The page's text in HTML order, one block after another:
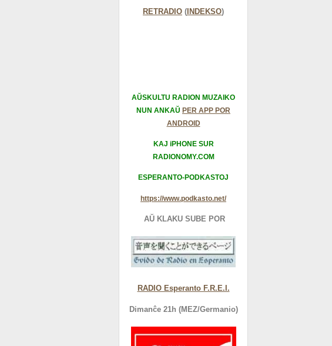
RETRADIO ( INDEKSO)
AŬSKULTU RADION MUZAIKO
NUN ANKAŬ PER APP POR
ANDROID
KAJ iPHONE SUR
RADIONOMY.COM
ESPERANTO-PODKASTOJ
https://www.podkasto.net/
AŬ KLAKU SUBE POR
RADIO Esperanto F.R.E.I.
Dimanĉe 21h (MEZ/Germanio)